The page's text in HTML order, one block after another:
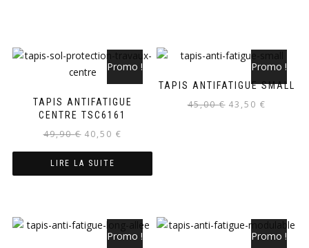
TAPIS ANTIFATIGUE
CENTRE TSC6161
Promo !
49,90€ 40,50 €
LIRE LA SUITE
TAPIS ANTIFATIGUE SMALL
Promo !
45,00€ 43,50 €
Promo ! Promo !